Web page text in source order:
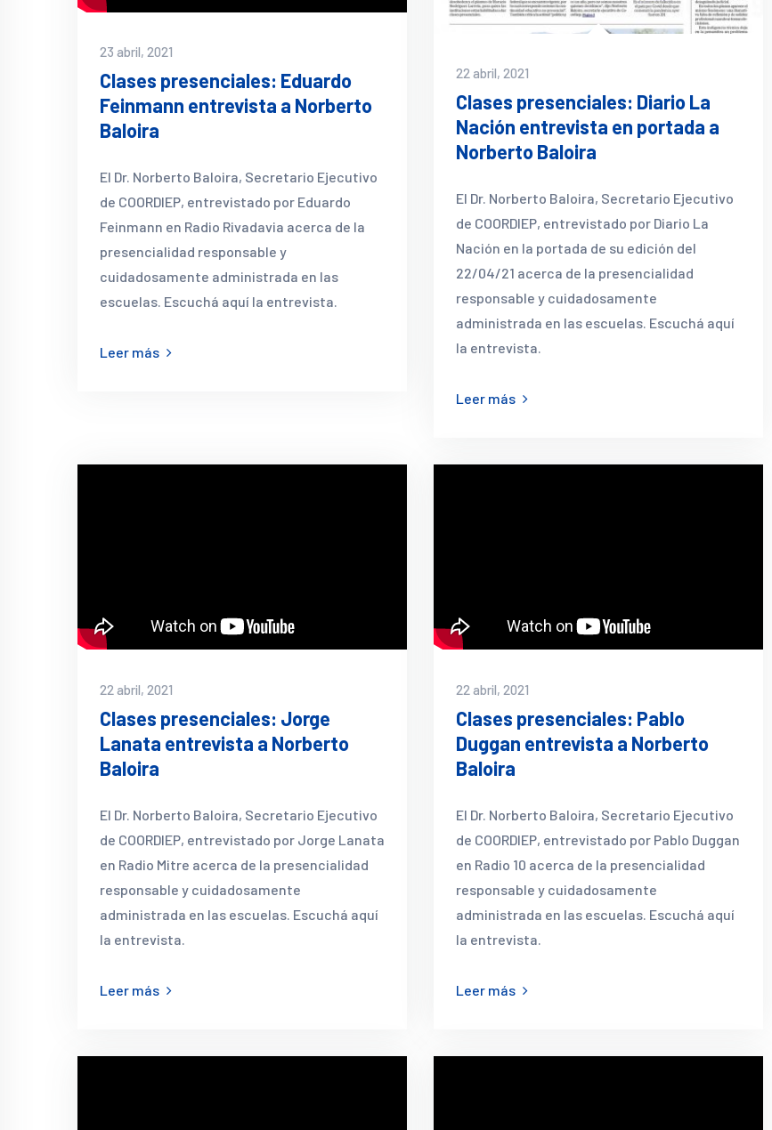
23 abril, 2021
Clases presenciales: Eduardo
Feinmann entrevista a Norberto
Baloira
El Dr. Norberto Baloira, Secretario Ejecutivo
de COORDIEP, entrevistado por Eduardo
Feinmann en Radio Rivadavia acerca de la
presencialidad responsable y
cuidadosamente administrada en las
escuelas. Escuchá aquí la entrevista.
Leer más
22 abril, 2021
Clases presenciales: Diario La
Nación entrevista en portada a
Norberto Baloira
El Dr. Norberto Baloira, Secretario Ejecutivo
de COORDIEP, entrevistado por Diario La
Nación en la portada de su edición del
22/04/21 acerca de la presencialidad
responsable y cuidadosamente
administrada en las escuelas. Escuchá aquí
la entrevista.
Leer más
22 abril, 2021
Clases presenciales: Jorge
Lanata entrevista a Norberto
Baloira
El Dr. Norberto Baloira, Secretario Ejecutivo
de COORDIEP, entrevistado por Jorge Lanata
en Radio Mitre acerca de la presencialidad
responsable y cuidadosamente
administrada en las escuelas. Escuchá aquí
la entrevista.
Leer más
22 abril, 2021
Clases presenciales: Pablo
Duggan entrevista a Norberto
Baloira
El Dr. Norberto Baloira, Secretario Ejecutivo
de COORDIEP, entrevistado por Pablo Duggan
en Radio 10 acerca de la presencialidad
responsable y cuidadosamente
administrada en las escuelas. Escuchá aquí
la entrevista.
Leer más